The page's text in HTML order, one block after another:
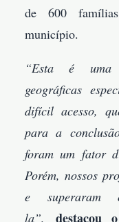
de 600
município.
“Esta é uma
geográficas
difícil acesso,
para a
foram um fator
Porém, nossos
e superaram
la”,
destacou